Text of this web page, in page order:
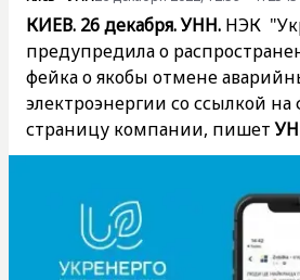
КИЕВ. 26 декабря. УНН. НЭК
предупредилао
фейка о якобы отмене
электроэнергии со ссылкой
страницу компании, пишет